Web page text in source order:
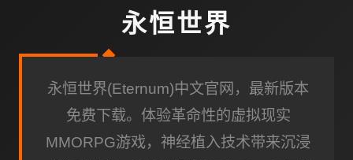
永恒世界
永恒世界(Eternum)中文官网，最新版本
免费下载。体验革命性的虚拟现实
MMORPG游戏，神经植入技术带来沉浸